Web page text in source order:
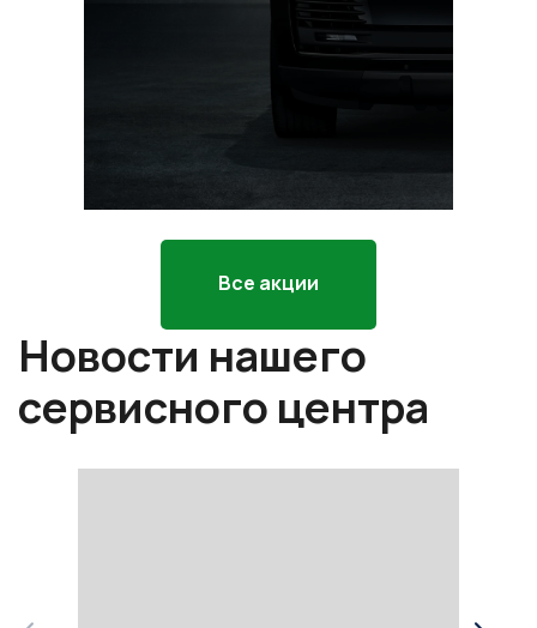
Все акции
Новости нашего
сервисного центра